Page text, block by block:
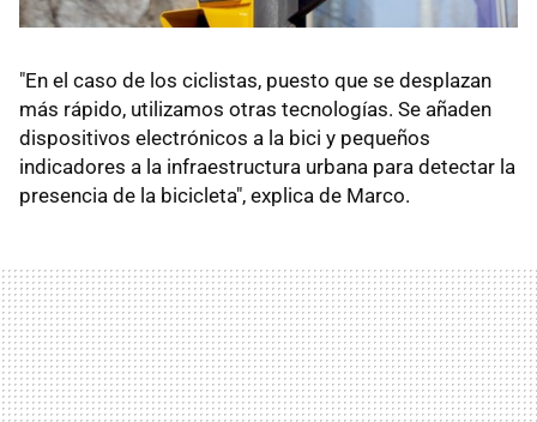
"En el caso de los ciclistas, puesto que se desplazan
más rápido, utilizamos otras tecnologías. Se añaden
dispositivos electrónicos a la bici y pequeños
indicadores a la infraestructura urbana para detectar la
presencia de la bicicleta", explica de Marco.